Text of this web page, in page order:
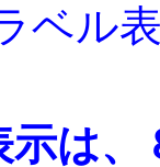
ベル
示は